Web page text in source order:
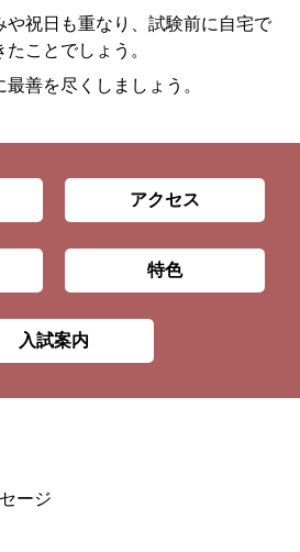
や祝日も重なり、試験前に自宅で
ことでしょう。
善を尽くしましょう。
アクセス
特色
入試案内
ージ